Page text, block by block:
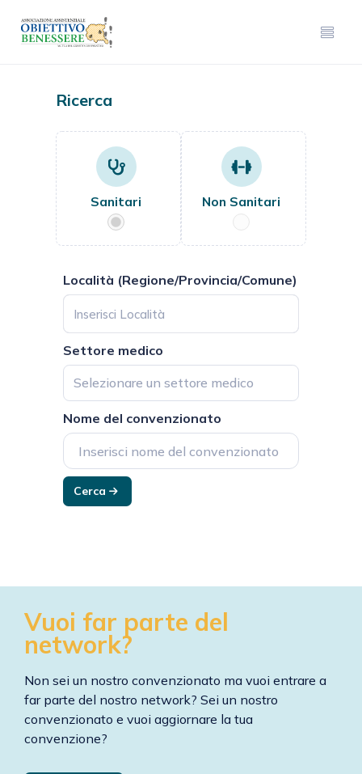
Ricerca
Sanitari Non Sanitari
Località (Regione/Provincia/Comune)
Settore medico
Selezionare un settore medico
Nome del convenzionato
Cerca
Vuoi far parte del
network?
Non sei un nostro convenzionato ma vuoi entrare a
far parte del nostro network? Sei un nostro
convenzionato e vuoi aggiornare la tua
convenzione?